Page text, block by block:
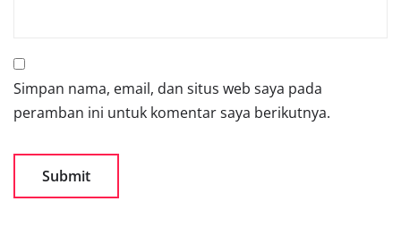
Simpan nama, email, dan situs web saya pada
peramban ini untuk komentar saya berikutnya.